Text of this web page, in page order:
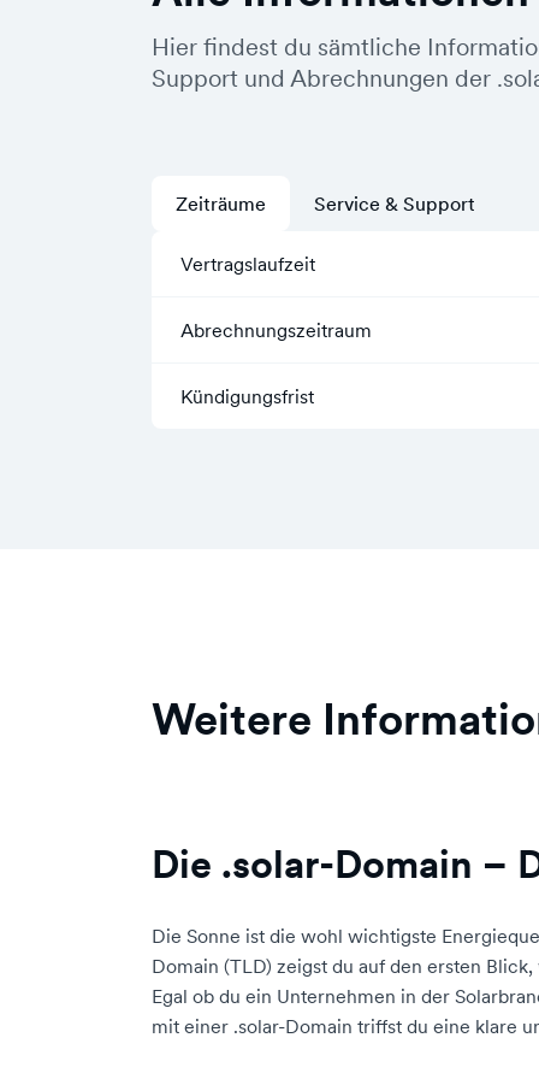
Hier findest du sämtliche
Support und Abrechnungen der
Zeiträume
Vertragslaufzeit
Abrechnungszeitraum
Kündigungsfrist
Service & Support
Weitere
Die .solar-Domain –
Die Sonne ist die wohl wichtigste
Domain (TLD) zeigst du auf den ersten
Egal ob du ein Unternehmen in der
mit einer .solar-Domain triffst du eine klare